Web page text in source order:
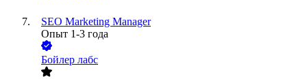
SEO Marketing Manager
Опыт 1-3 года
Бойлер лабс